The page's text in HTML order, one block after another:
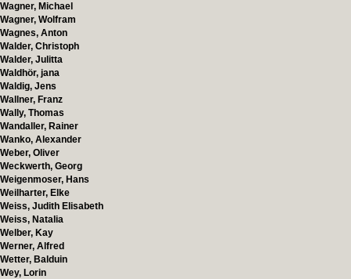
Wagner, Michael
Wagner, Wolfram
Wagnes, Anton
Walder, Christoph
Walder, Julitta
Waldhör, jana
Waldig, Jens
Wallner, Franz
Wally, Thomas
Wandaller, Rainer
Wanko, Alexander
Weber, Oliver
Weckwerth, Georg
Weigenmoser, Hans
Weilharter, Elke
Weiss, Judith Elisabeth
Weiss, Natalia
Welber, Kay
Werner, Alfred
Wetter, Balduin
Wey, Lorin